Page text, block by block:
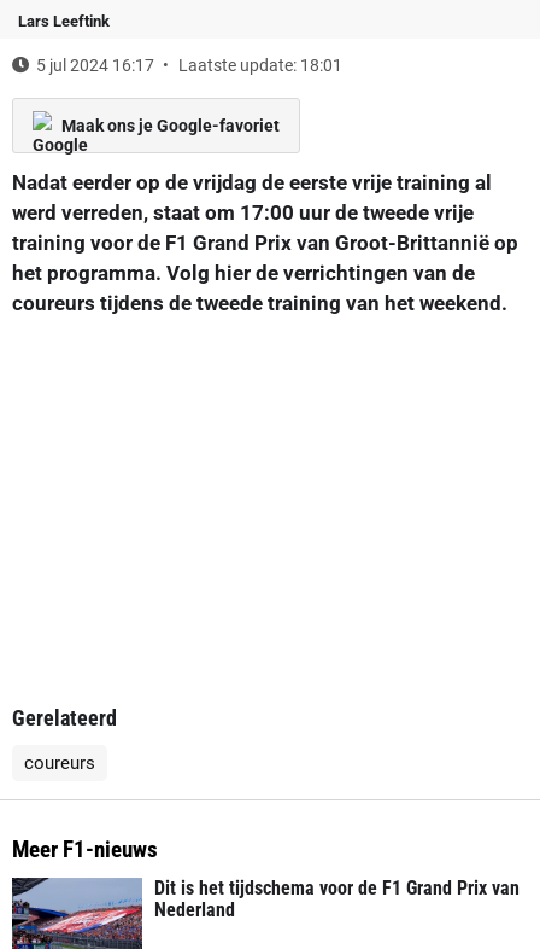
Lars Leeftink
5 jul 2024 16:17 Laatste update: 18:01
Maak ons je Google-favoriet
Nadat eerder op de vrijdag de eerste vrije training al
werd verreden, staat om 17:00 uur de tweede vrije
training voor de F1 Grand Prix van Groot-Brittannië op
het programma. Volg hier de verrichtingen van de
coureurs tijdens de tweede training van het weekend.
Gerelateerd
coureurs
Meer F1-nieuws
Dit is het tijdschema voor de F1 Grand Prix van
Nederland